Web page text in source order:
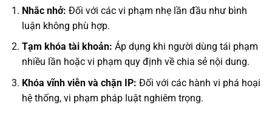
Nhắc nhở: Đối với các vi phạm nhẹ lần đầu như bình
luận không phù hợp.
Tạm khóa tài khoản: Áp dụng khi người dùng tái phạm
nhiều lần hoặc vi phạm quy định về chia sẻ nội dung.
Khóa vĩnh viễn và chặn IP: Đối với các hành vi phá hoại
hệ thống, vi phạm pháp luật nghiêm trọng.